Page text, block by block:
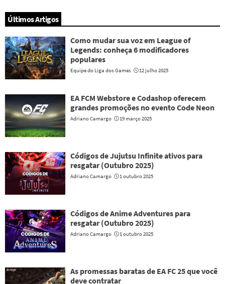
Últimos Artigos
Como mudar sua voz em League of
Legends: conheça 6 modificadores
populares
Equipe do Liga dos Games 12 julho 2025
EA FCM Webstore e Codashop oferecem
grandes promoções no evento Code Neon
Adriano Camargo 19 março 2025
Códigos de Jujutsu Infinite ativos para
resgatar (Outubro 2025)
Adriano Camargo 1 outubro 2025
Códigos de Anime Adventures para
resgatar (Outubro 2025)
Adriano Camargo 1 outubro 2025
As promessas baratas de EA FC 25 que você
deve contratar